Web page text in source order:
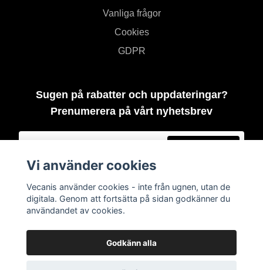
Vanliga frågor
Cookies
GDPR
Sugen på rabatter och uppdateringar?
Prenumerera på vårt nyhetsbrev
Vi använder cookies
Vecanis använder cookies - inte från ugnen, utan de
digitala. Genom att fortsätta på sidan godkänner du
användandet av cookies.
Godkänn alla